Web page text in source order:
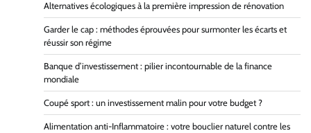
Alternatives écologiques à la première impression de rénovation
Garder le cap : méthodes éprouvées pour surmonter les écarts et
réussir son régime
Banque d’investissement : pilier incontournable de la finance
mondiale
Coupé sport : un investissement malin pour votre budget ?
Alimentation anti-Inflammatoire : votre bouclier naturel contre les